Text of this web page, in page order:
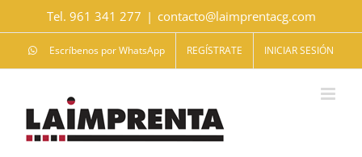
Tel. 961 341 277 | contacto@laimprentacg.com
Escríbenos por WhatsApp REGÍSTRATE INICIAR SESIÓN